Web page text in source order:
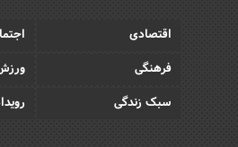
اقتصادی
فرهنگی
سبک زندگی